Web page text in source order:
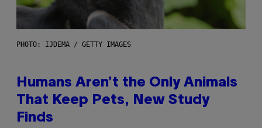
PHOTO: IJDEMA / GETTY IMAGES
Humans Aren’t the Only Animals
That Keep Pets, New Study
Finds